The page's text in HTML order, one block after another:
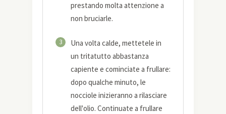
prestando molta attenzione a
non bruciarle.
3
Una volta calde, mettetele in
un tritatutto abbastanza
capiente e cominciate a frullare:
dopo qualche minuto, le
nocciole inizieranno a rilasciare
dell'olio. Continuate a frullare